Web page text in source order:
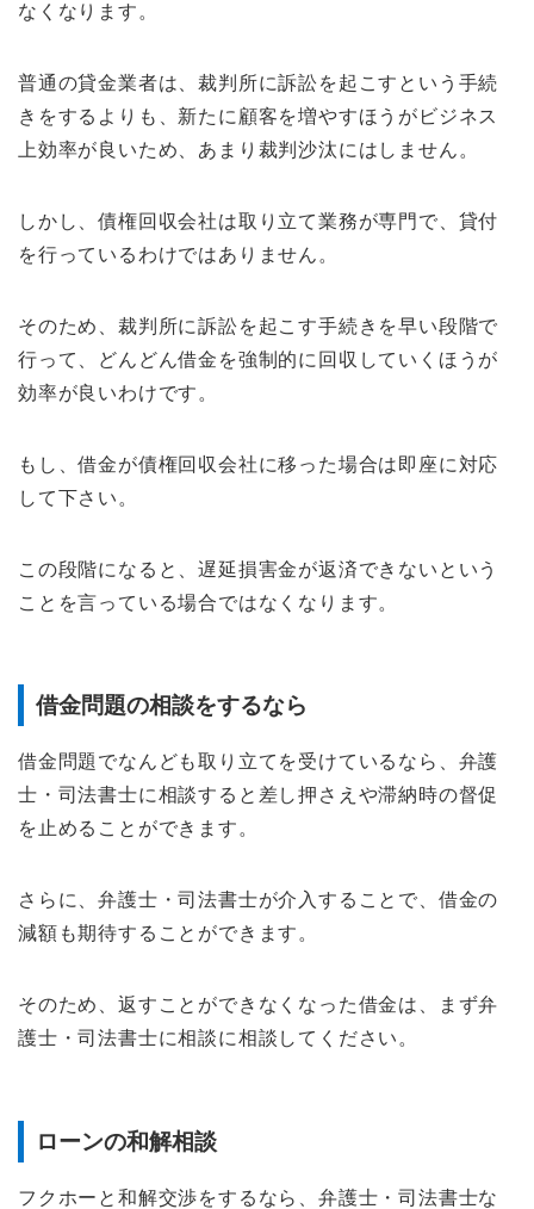
なくなります。
普通の貸金業者は、裁判所に訴訟を起こすという手続
きをするよりも、新たに顧客を増やすほうがビジネス
上効率が良いため、あまり裁判沙汰にはしません。
しかし、債権回収会社は取り立て業務が専門で、貸付
を行っているわけではありません。
そのため、裁判所に訴訟を起こす手続きを早い段階で
行って、どんどん借金を強制的に回収していくほうが
効率が良いわけです。
もし、借金が債権回収会社に移った場合は即座に対応
して下さい。
この段階になると、遅延損害金が返済できないという
ことを言っている場合ではなくなります。
借金問題の相談をするなら
借金問題でなんども取り立てを受けているなら、弁護
士・司法書士に相談すると差し押さえや滞納時の督促
を止めることができます。
さらに、弁護士・司法書士が介入することで、借金の
減額も期待することができます。
そのため、返すことができなくなった借金は、まず弁
護士・司法書士に相談に相談してください。
ローンの和解相談
フクホーと和解交渉をするなら、弁護士・司法書士な